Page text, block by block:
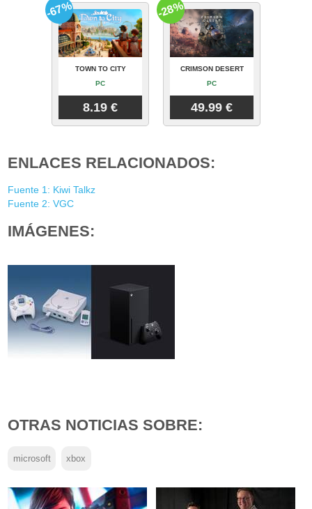
TOWN TO CITY
PC
8.19 €
-67%
CRIMSON DESERT
PC
49.99 €
-28%
ENLACES RELACIONADOS:
Fuente 1: Kiwi Talkz
Fuente 2: VGC
IMÁGENES:
OTRAS NOTICIAS SOBRE:
microsoft xbox